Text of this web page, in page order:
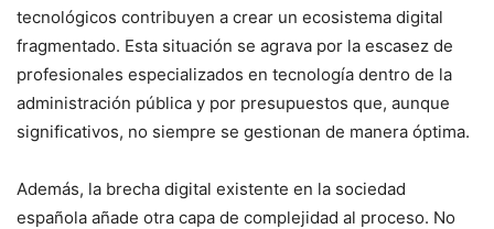
tecnológicos contribuyen a crear un ecosistema digital
fragmentado. Esta situación se agrava por la escasez de
profesionales especializados en tecnología dentro de la
administración pública y por presupuestos que, aunque
significativos, no siempre se gestionan de manera óptima.
Además, la brecha digital existente en la sociedad
española añade otra capa de complejidad al proceso. No